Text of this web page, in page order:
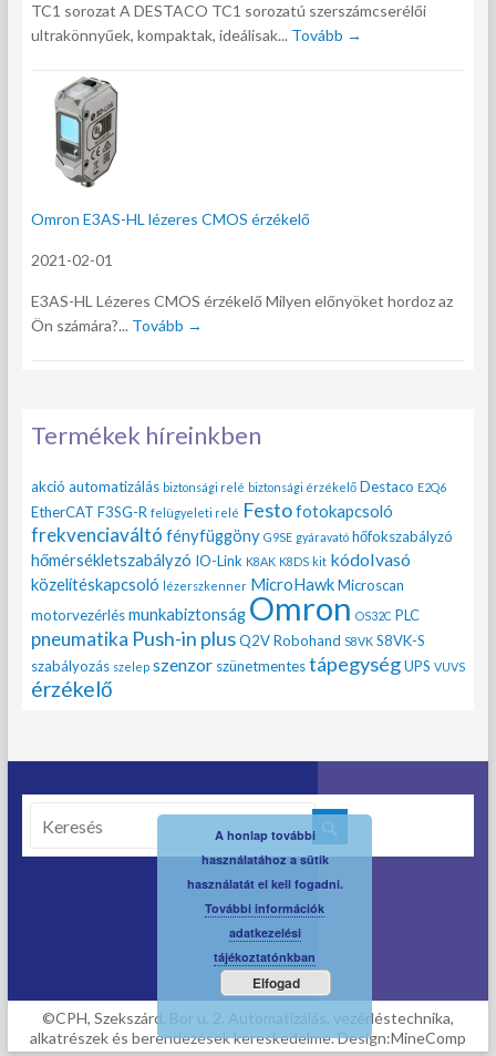
TC1 sorozat A DESTACO TC1 sorozatú szerszámcserélői
ultrakönnyűek, kompaktak, ideálisak... Tovább →
Omron E3AS-HL lézeres CMOS érzékelő
2021-02-01
E3AS-HL Lézeres CMOS érzékelő Milyen előnyöket hordoz az
Ön számára?... Tovább →
Termékek híreinkben
akció automatizálás biztonsági relé biztonsági érzékelő Destaco E2Q6
EtherCAT F3SG-R felügyeleti relé Festofotokapcsoló
frekvenciaváltó fényfüggöny G9SE gyáravató hőfokszabályzó
hőmérsékletszabályzó IO-Link K8AK K8DS kit kódolvasó
közelítéskapcsoló lézerszkenner MicroHawk Microscan
motorvezérlés munkabiztonság Omron OS32C PLC
pneumatika Push-in plus Q2V Robohand S8VK S8VK-S
szabályozás szelep szenzor szünetmentes tápegység UPS VUVS
érzékelő
©CPH, Szekszárd, Bor u. 2. Automatizálás, vezérléstechnika,
alkatrészek és berendezések kereskedelme. Design:MineComp
A honlap további
használatához a sütik
használatát el kell fogadni.
További információk
adatkezelési
tájékoztatónkban
Elfogad